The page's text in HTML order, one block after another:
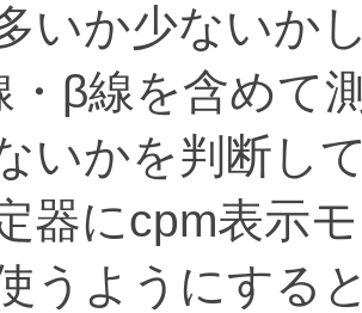
いか少ないか
・β線を含めて
いかを判断し
器にcpm表示
うようにする